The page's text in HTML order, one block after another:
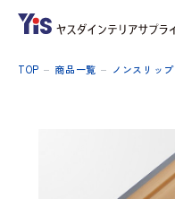
TOP 商品一覧 ノンスリップ